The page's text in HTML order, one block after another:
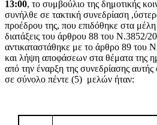
13:00, το συμβούλιο της δημοτικής
συνήλθε σε τακτική συνεδρίαση
προέδρου της, που επιδόθηκε στα
διατάξεις του άρθρου 88 του
αντικαταστάθηκε με το άρθρο 89 του
και λήψη αποφάσεων στα θέματα της
από την έναρξη της συνεδρίασης αυτής
σε σύνολο πέντε (5) μελών ήταν: